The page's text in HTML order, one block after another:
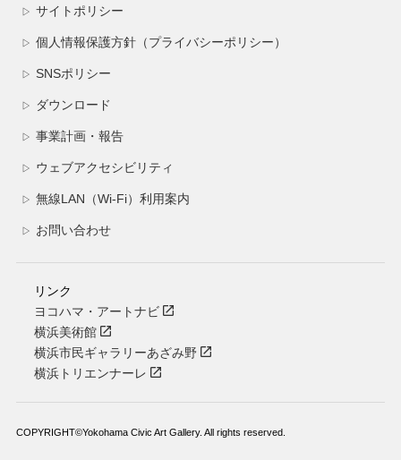
▷ サイトポリシー
▷ 個人情報保護方針（プライバシーポリシー）
▷ SNSポリシー
▷ ダウンロード
▷ 事業計画・報告
▷ ウェブアクセシビリティ
▷ 無線LAN（Wi-Fi）利用案内
▷ お問い合わせ
リンク
ヨコハマ・アートナビ
横浜美術館
横浜市民ギャラリーあざみ野
横浜トリエンナーレ
COPYRIGHT©Yokohama Civic Art Gallery. All rights reserved.